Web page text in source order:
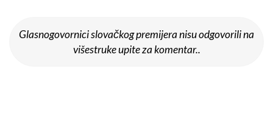
Glasnogovornici slovačkog premijera nisu odgovorili na
višestruke upite za komentar..